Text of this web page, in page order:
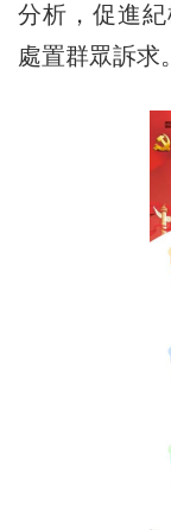
分析，促進
處置群眾訴求。